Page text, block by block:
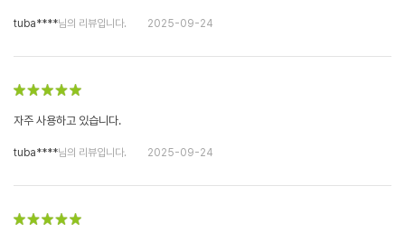
tuba****님의 리뷰입니다. 2025-09-24
자주 사용하고 있습니다.
tuba****님의 리뷰입니다. 2025-09-24